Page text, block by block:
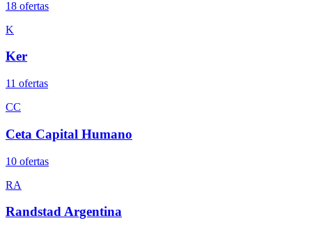
18 ofertas
K
Ker
11 ofertas
CC
Ceta Capital Humano
10 ofertas
RA
Randstad Argentina